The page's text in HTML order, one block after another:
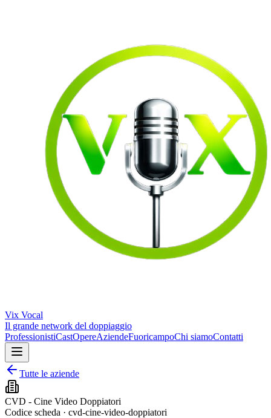
Vix Vocal
Il grande network del doppiaggio
ProfessionistiCastOpereAziendeFuoricampoChi siamoContatti
Tutte le aziende
CVD - Cine Video Doppiatori
Codice scheda · cvd-cine-video-doppiatori